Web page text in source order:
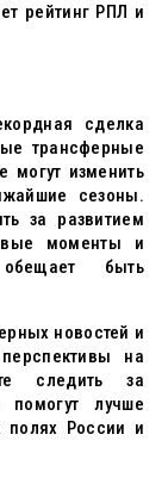
рейтинг РПЛ и
сделка
трансферные
могут изменить
сезоны.
за развитием
моменты и
быть
новостей и
на
следить за
лучше
полях России и